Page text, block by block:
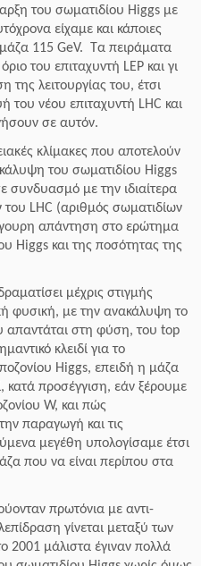
του σωματιδίου Higgs με
είχαμε και κάποιες
μάζα 115 GeV. Τα πειράματα
του επιταχυντή LEP και γι
λειτουργίας του, έτσι
νέου επιταχυντή LHC και
σε αυτόν.
κλίμακες που αποτελούν
του σωματιδίου Higgs
συνδυασμό με την ιδιαίτερα
LHC (αριθμός σωματιδίων
απάντηση στο ερώτημα
Higgs και της ποσότητας της
μέχρις στιγμής
φυσική, με την ανακάλυψη το
απαντάται στη φύση, του top
κλειδί για το
Higgs, επειδή η μάζα
κατά προσέγγιση, εάν ξέρουμε
W, και πώς
παραγωγή και τις
μεγέθη υπολογίσαμε έτσι
που να είναι περίπου στα
πρωτόνια με αντι-
γίνεται μεταξύ των
2001 μάλιστα έγιναν πολλά